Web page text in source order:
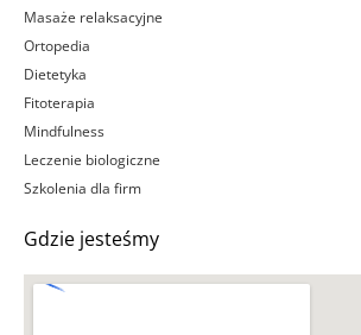
Masaże relaksacyjne
Ortopedia
Dietetyka
Fitoterapia
Mindfulness
Leczenie biologiczne
Szkolenia dla firm
Gdzie jesteśmy